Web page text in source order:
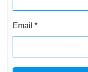
Email *